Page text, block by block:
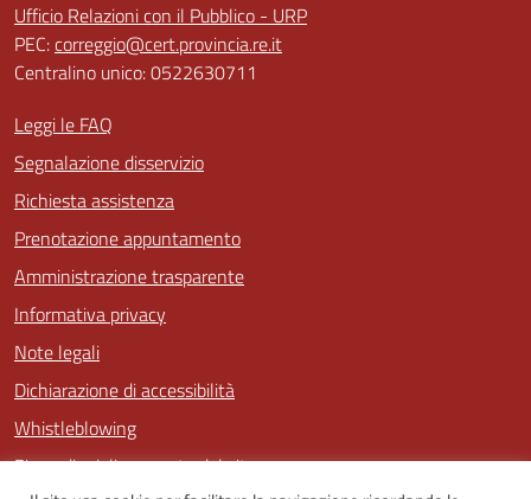
Ufficio Relazioni con il Pubblico - URP
PEC:correggio@cert.provincia.re.it
Centralino unico: 0522630711
Leggi le FAQ
Segnalazione disservizio
Richiesta assistenza
Prenotazione appuntamento
Amministrazione trasparente
Informativa privacy
Note legali
Dichiarazione di accessibilità
Whistleblowing
Piano di miglioramento del sito